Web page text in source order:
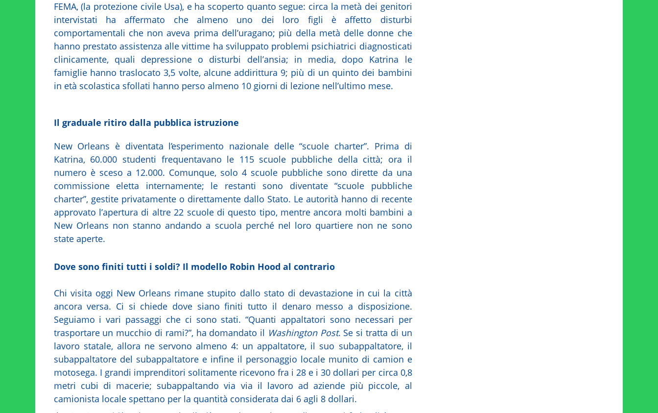
FEMA, (la protezione civile Usa), e ha scoperto quanto segue: circa la metà dei genitori
intervistati ha affermato che almeno uno dei loro figli è affetto disturbi
comportamentali che non aveva prima dell’uragano; più della metà delle donne che
hanno prestato assistenza alle vittime ha sviluppato problemi psichiatrici diagnosticati
clinicamente, quali depressione o disturbi dell’ansia; in media, dopo Katrina le
famiglie hanno traslocato 3,5 volte, alcune addirittura 9; più di un quinto dei bambini
in età scolastica sfollati hanno perso almeno 10 giorni di lezione nell’ultimo mese.
Il graduale ritiro dalla pubblica istruzione
New Orleans è diventata l’esperimento nazionale delle “scuole charter”. Prima di
Katrina, 60.000 studenti frequentavano le 115 scuole pubbliche della città; ora il
numero è sceso a 12.000. Comunque, solo 4 scuole pubbliche sono dirette da una
commissione eletta internamente; le restanti sono diventate “scuole pubbliche
charter”, gestite privatamente o direttamente dallo Stato. Le autorità hanno di recente
approvato l’apertura di altre 22 scuole di questo tipo, mentre ancora molti bambini a
New Orleans non stanno andando a scuola perché nel loro quartiere non ne sono
state aperte.
Dove sono finiti tutti i soldi? Il modello Robin Hood al contrario
Chi visita oggi New Orleans rimane stupito dallo stato di devastazione in cui la città
ancora versa. Ci si chiede dove siano finiti tutto il denaro messo a disposizione.
Seguiamo i vari passaggi che ci sono stati. “Quanti appaltatori sono necessari per
trasportare un mucchio di rami?”, ha domandato il Washington Post. Se si tratta di un
lavoro statale, allora ne servono almeno 4: un appaltatore, il suo subappaltatore, il
subappaltatore del subappaltatore e infine il personaggio locale munito di camion e
motosega. I grandi imprenditori solitamente ricevono fra i 28 e i 30 dollari per circa 0,8
metri cubi di macerie; subappaltando via via il lavoro ad aziende più piccole, al
camionista locale spettano per la quantità considerata dai 6 agli 8 dollari.